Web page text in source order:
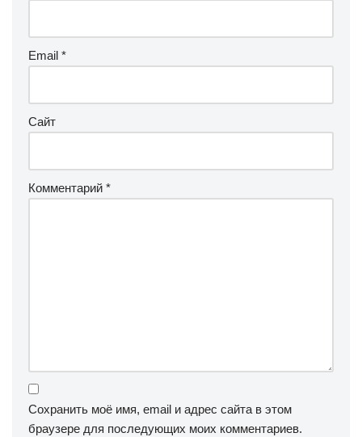
Email *
Сайт
Комментарий *
Сохранить моё имя, email и адрес сайта в этом
браузере для последующих моих комментариев.